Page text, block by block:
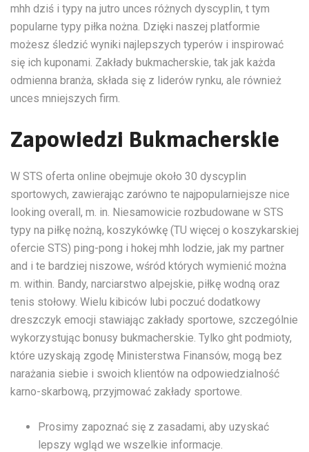
mhh dziś i typy na jutro unces różnych dyscyplin, t tym
popularne typy piłka nożna. Dzięki naszej platformie
możesz śledzić wyniki najlepszych typerów i inspirować
się ich kuponami. Zakłady bukmacherskie, tak jak każda
odmienna branża, składa się z liderów rynku, ale również
unces mniejszych firm.
Zapowiedzi Bukmacherskie
W STS oferta online obejmuje około 30 dyscyplin
sportowych, zawierając zarówno te najpopularniejsze nice
looking overall, m. in. Niesamowicie rozbudowane w STS
typy na piłkę nożną, koszykówkę (TU więcej o koszykarskiej
ofercie STS) ping-pong i hokej mhh lodzie, jak my partner
and i te bardziej niszowe, wśród których wymienić można
m. within. Bandy, narciarstwo alpejskie, piłkę wodną oraz
tenis stołowy. Wielu kibiców lubi poczuć dodatkowy
dreszczyk emocji stawiając zakłady sportowe, szczególnie
wykorzystując bonusy bukmacherskie. Tylko ght podmioty,
które uzyskają zgodę Ministerstwa Finansów, mogą bez
narażania siebie i swoich klientów na odpowiedzialność
karno-skarbową, przyjmować zakłady sportowe.
Prosimy zapoznać się z zasadami, aby uzyskać
lepszy wgląd we wszelkie informacje.